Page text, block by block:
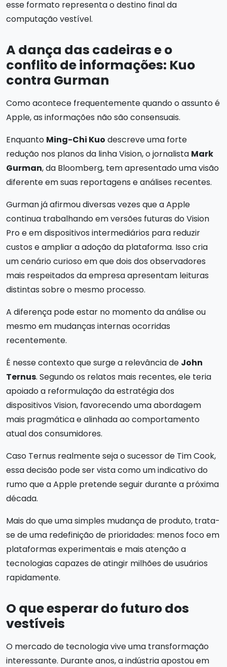
esse formato representa o destino final da
computação vestível.
A dança das cadeiras e o
conflito de informações: Kuo
contra Gurman
Como acontece frequentemente quando o assunto é
Apple, as informações não são consensuais.
Enquanto Ming-Chi Kuo descreve uma forte
redução nos planos da linha Vision, o jornalista Mark
Gurman, da Bloomberg, tem apresentado uma visão
diferente em suas reportagens e análises recentes.
Gurman já afirmou diversas vezes que a Apple
continua trabalhando em versões futuras do Vision
Pro e em dispositivos intermediários para reduzir
custos e ampliar a adoção da plataforma. Isso cria
um cenário curioso em que dois dos observadores
mais respeitados da empresa apresentam leituras
distintas sobre o mesmo processo.
A diferença pode estar no momento da análise ou
mesmo em mudanças internas ocorridas
recentemente.
É nesse contexto que surge a relevância de John
Ternus. Segundo os relatos mais recentes, ele teria
apoiado a reformulação da estratégia dos
dispositivos Vision, favorecendo uma abordagem
mais pragmática e alinhada ao comportamento
atual dos consumidores.
Caso Ternus realmente seja o sucessor de Tim Cook,
essa decisão pode ser vista como um indicativo do
rumo que a Apple pretende seguir durante a próxima
década.
Mais do que uma simples mudança de produto, trata-
se de uma redefinição de prioridades: menos foco em
plataformas experimentais e mais atenção a
tecnologias capazes de atingir milhões de usuários
rapidamente.
O que esperar do futuro dos
vestíveis
O mercado de tecnologia vive uma transformação
interessante. Durante anos, a indústria apostou em